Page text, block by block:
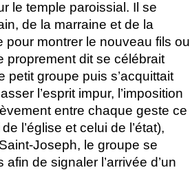
le temple paroissial. Il se
de la marraine et de la
pour montrer le nouveau fils ou
proprement dit se célébrait
petit groupe puis s’acquittait
l’esprit impur, l’imposition
entre chaque geste ce
l’église et celui de l’état),
Joseph, le groupe se
de signaler l’arrivée d’un